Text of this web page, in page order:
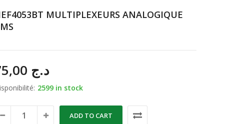
MULTIPLEXEURS ANALOGIQUE
د.ج
2599 in stock
ADD TO CART